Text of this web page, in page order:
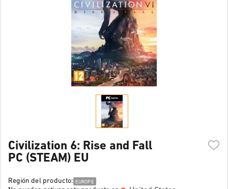
Civilization 6: Rise and Fall
PC (STEAM) EU
Región del producto: EUROPE